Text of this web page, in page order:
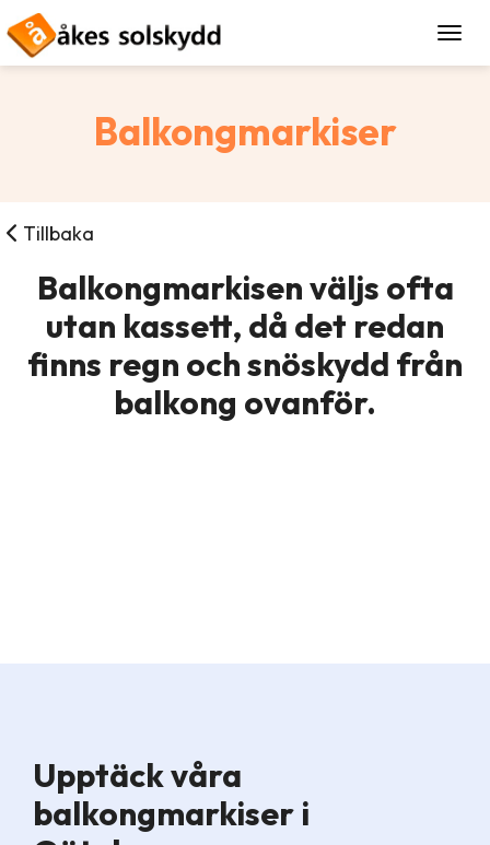
Tillbaka
Balkongmarkiser
Balkongmarkisen väljs ofta
utan kassett, då det redan
finns regn och snöskydd från
balkong ovanför.
Upptäck våra
balkongmarkiser i